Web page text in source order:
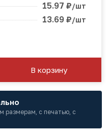
15.97 ₽/шт
13.69 ₽/шт
В корзину
размерам, с печатью, с